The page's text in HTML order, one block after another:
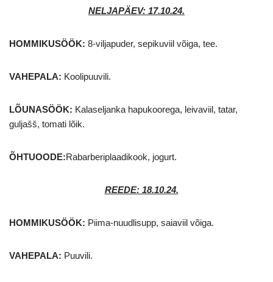
NELJAPÄEV: 17.10.24.
HOMMIKUSÖÖK: 8-viljapuder, sepikuviil võiga, tee.
VAHEPALA: Koolipuuvili.
LÕUNASÖÖK: Kalaseljanka hapukoorega, leivaviil, tatar,
guljašš, tomati lõik.
ÕHTUOODE:Rabarberiplaadikook, jogurt.
REEDE: 18.10.24.
HOMMIKUSÖÖK: Piima-nuudlisupp, saiaviil võiga.
VAHEPALA: Puuvili.